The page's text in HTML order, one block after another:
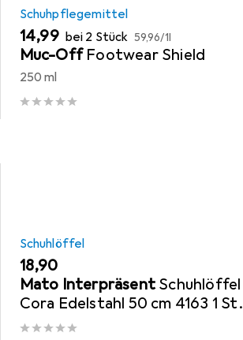
Schuhpflegemittel
EUR
14,99 bei 2 Stück EUR
59,96/1l
Muc-Off Footwear Shield
250 ml
Schuhlöffel
EUR
18,90
Mato InterpräsentSchuhlöffel
Cora Edelstahl 50 cm 4163 1 St.